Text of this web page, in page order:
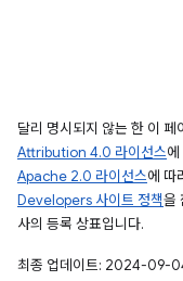
달리 명시되지 않는 한 이 페
Attribution 4.0 라이선스
Apache 2.0 라이선스에 따
Developers 사이트 정책을
사의 등록 상표입니다.
최종 업데이트: 2024-09-